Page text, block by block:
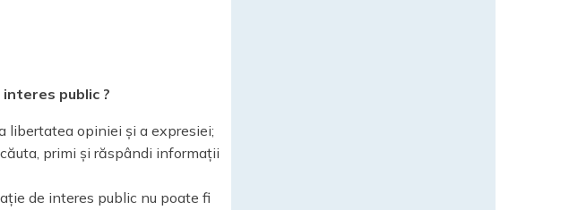
interes public ?
libertatea opiniei și a expresiei;
primi și răspândi informații
de interes public nu poate fi